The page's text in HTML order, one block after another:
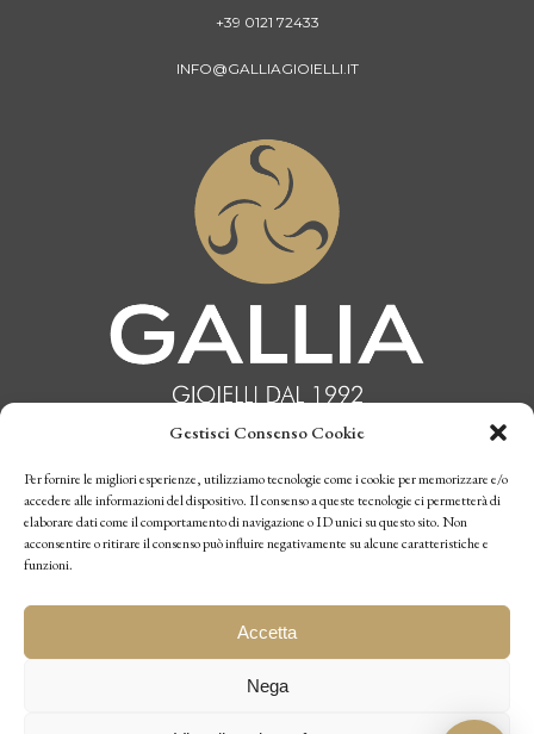
Gestisci Consenso Cookie
Per fornire le migliori esperienze, utilizziamo tecnologie come i cookie per memorizzare e/o
accedere alle informazioni del dispositivo. Il consenso a queste tecnologie ci permetterà di
elaborare dati come il comportamento di navigazione o ID unici su questo sito. Non
acconsentire o ritirare il consenso può influire negativamente su alcune caratteristiche e
funzioni.
Accetta
Nega
+39 0121 72433
INFO@GALLIAGIOIELLI.IT
INFORMATIVA PRIVACY
CONDIZIONI DI VENDITA